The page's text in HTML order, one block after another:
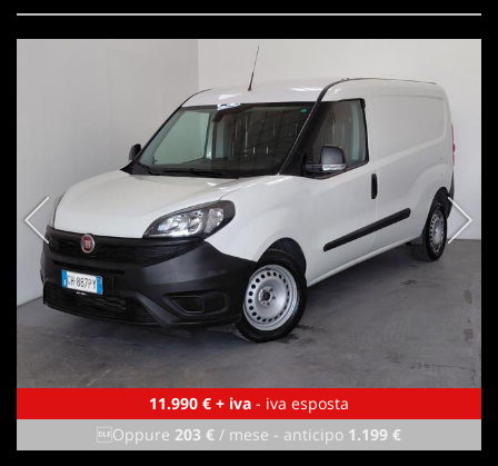
11.990 € + iva - iva esposta
Oppure 203 € / mese - anticipo 1.199 €